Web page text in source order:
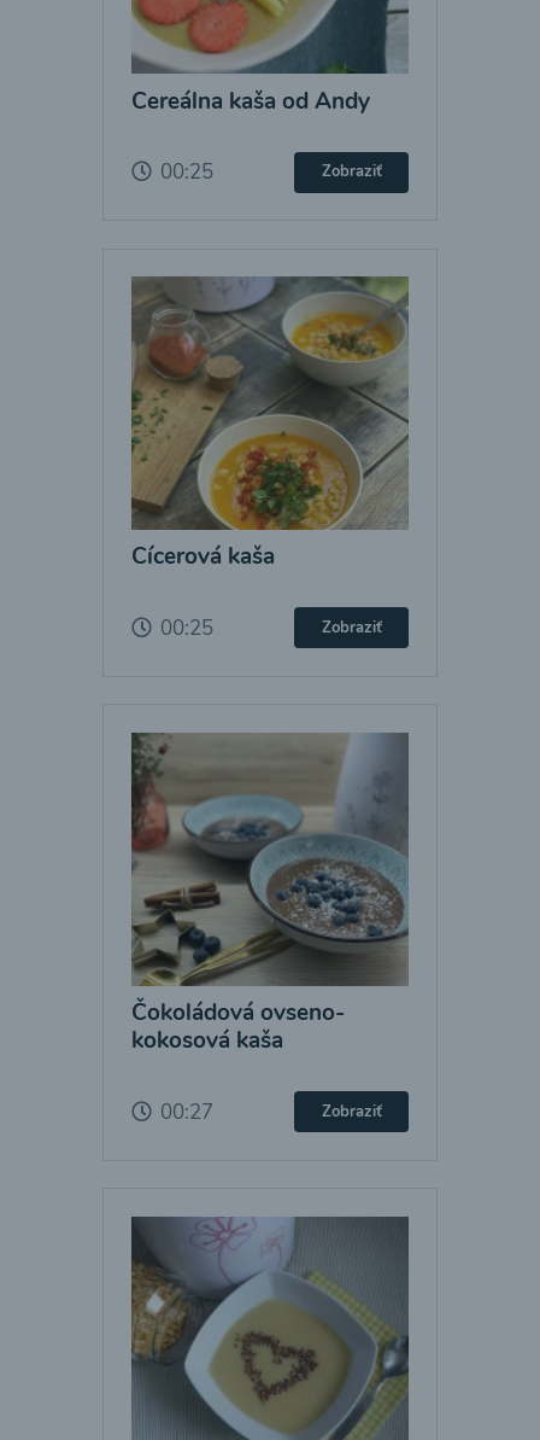
Cereálna kaša od Andy
00:25 Zobraziť
Cícerová kaša
00:25 Zobraziť
Čokoládová ovseno-
kokosová kaša
00:27 Zobraziť